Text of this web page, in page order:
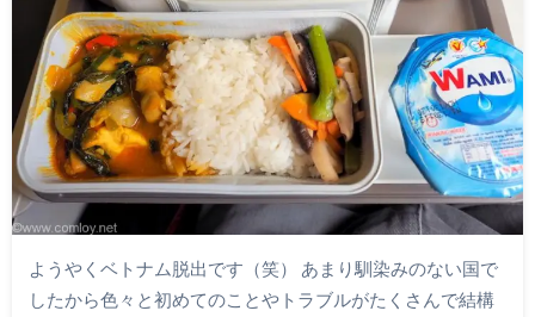
ようやくベトナム脱出です（笑） あまり馴染みのない国で
したから色々と初めてのことやトラブルがたくさんで結構